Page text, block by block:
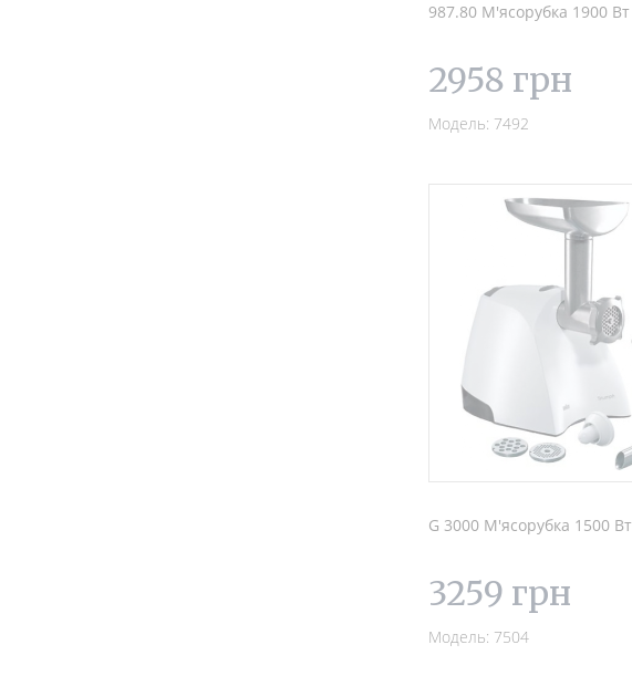
987.80 М'ясорубка 1900 Вт
2958 грн
Модель: 7492
G 3000 М'ясорубка 1500 Вт
3259 грн
Модель: 7504